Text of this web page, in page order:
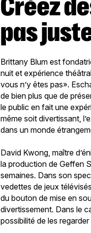
Créez des expériences partagées,
pas
Brittany Blum est
nuit et expérience
vous n’y êtes pas».
de bien plus que de
le public en fait une
même soit divertissant,
dans un monde
David Kwong, maître
la production de Geffen
semaines. Dans son
vedettes de jeux
du bouton de mise en
divertissement. Dans le
possibilité de les